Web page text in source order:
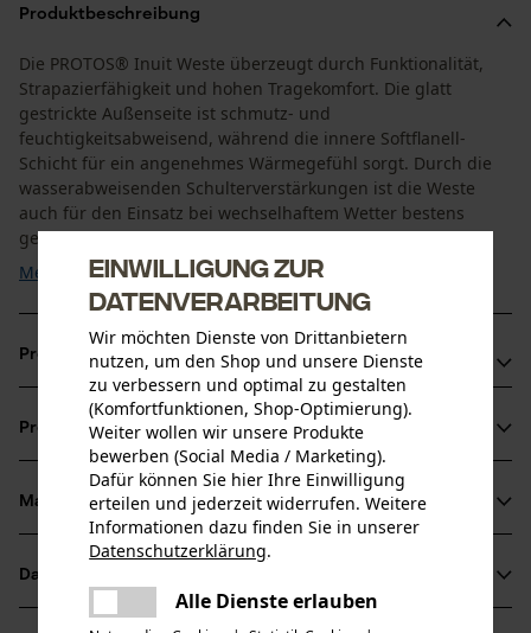
Produktbeschreibung
Die PROTOS® Inuit Weste überzeugt durch Funktionalität,
Strapazierfähigkeit und hohen Tragekomfort. Die glatt
gestrickte Außenseite ist schmutz- und
feuchtigkeitsabweisend, während die innere Softflanell-
Schicht für ein angenehmes Wärmegefühl sorgt. Durch die
wasserabweisenden Schulterverstärkungen ist die Weste
auch für den Einsatz bei wechselhaftem Wetter bestens
geeignet. Das ...
Mehr anzeigen
Produktvorteile
Robustes und schmutzabweisendes Strickgewebe
Geraute Softflanell-Innenseite für hohen Tragekomfort
Hoher Kragen und verlängerter Rücken für optimalen
Kälteschutz
Produktinformationen
Produktdetails
Ärmeltyp
Ärmellos
Material & Pflege
Material
Datenblätter
Produktsicherheitsdatenblatt (PDF)
Einwilligung zur
Datenverarbeitung
Wir möchten Dienste von Drittanbietern
nutzen, um den Shop und unsere Dienste
zu verbessern und optimal zu gestalten
(Komfortfunktionen, Shop-Optimierung).
Weiter wollen wir unsere Produkte
bewerben (Social Media / Marketing).
Dafür können Sie hier Ihre Einwilligung
erteilen und jederzeit widerrufen. Weitere
Informationen dazu finden Sie in unserer
Datenschutzerklärung.
Alle Dienste erlauben
Es ist ein Fehler aufgetreten. Bitte
versuchen Sie es erneut.